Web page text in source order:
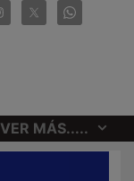
VER MÁS.....